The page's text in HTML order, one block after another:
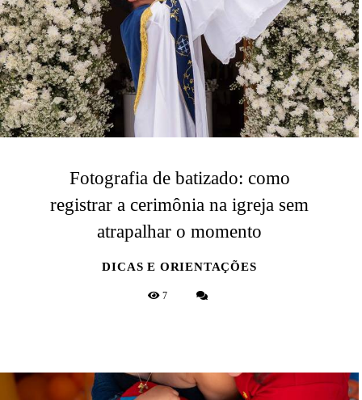
Fotografia de batizado: como
registrar a cerimônia na igreja sem
atrapalhar o momento
DICAS E ORIENTAÇÕES
7